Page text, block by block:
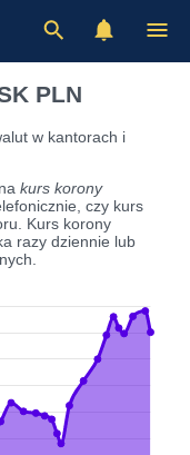
PLN
w kantorach i
kurs korony
czy kurs
Kurs korony
razy dziennie lub